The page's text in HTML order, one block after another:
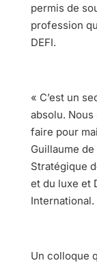
permis de
profession
DEFI.
« C’est un
absolu.
faire pour
Guillaume
Stratégique
et du luxe et
International.
Un colloque